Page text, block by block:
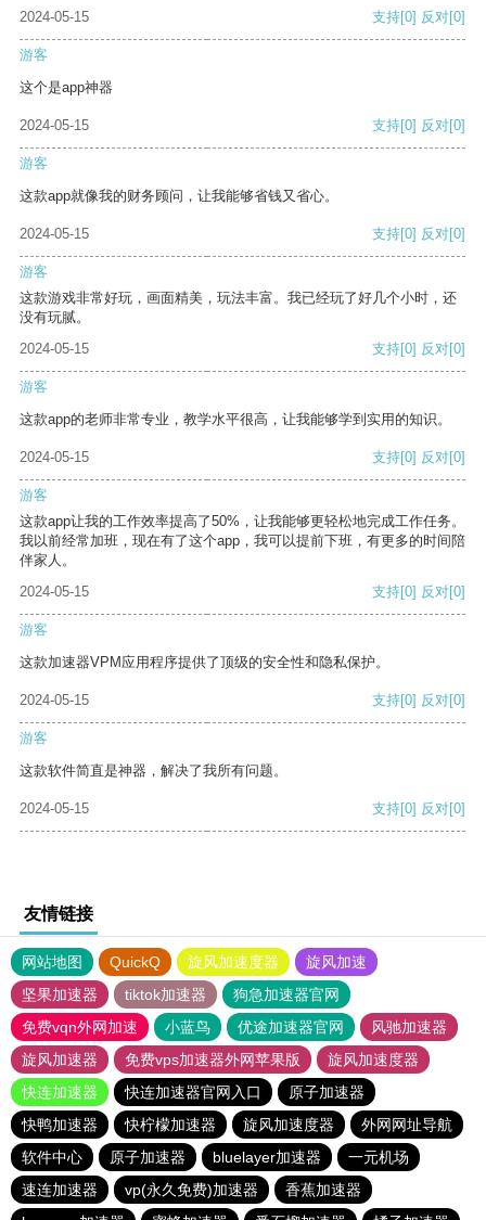
2024-05-15
支持[0] 反对[0]
游客
这个是app神器
2024-05-15 支持[0] 反对[0]
游客
这款app就像我的财务顾问，让我能够省钱又省心。
2024-05-15 支持[0] 反对[0]
游客
这款游戏非常好玩，画面精美，玩法丰富。我已经玩了好几个小时，还
没有玩腻。
2024-05-15
支持[0] 反对[0]
游客
这款app的老师非常专业，教学水平很高，让我能够学到实用的知识。
2024-05-15 支持[0] 反对[0]
游客
这款app让我的工作效率提高了50%，让我能够更轻松地完成工作任务。
我以前经常加班，现在有了这个app，我可以提前下班，有更多的时间陪
伴家人。
2024-05-15
支持[0] 反对[0]
游客
这款加速器VPM应用程序提供了顶级的安全性和隐私保护。
2024-05-15 支持[0] 反对[0]
游客
这款软件简直是神器，解决了我所有问题。
2024-05-15 支持[0] 反对[0]
友情链接
网站地图 QuickQ 旋风加速度器
旋风加速
坚果加速器
tiktok加速器
狗急加速器官网
免费vqn外网加速
小蓝鸟 优途加速器官网
风驰加速器
旋风加速器
免费vps加速器外网苹果版
旋风加速度器
快连加速器
快连加速器官网入口
原子加速器
快鸭加速器
快柠檬加速器 旋风加速度器
外网网址导航
软件中心
原子加速器 bluelayer加速器
一元机场
速连加速器
vp(永久免费)加速器
香蕉加速器